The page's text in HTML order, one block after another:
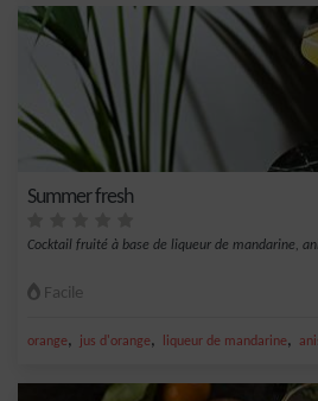
Summer fresh
Cocktail fruité à base de liqueur de mandarine,
Facile
orange, jus d'orange, liqueur de mandarine,